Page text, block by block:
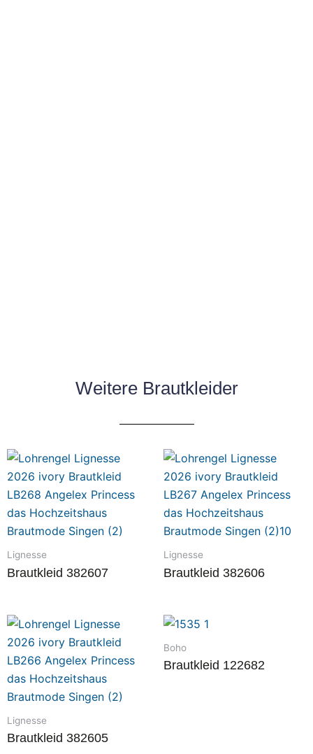
Weitere Brautkleider
Lignesse
Brautkleid 382607
Lignesse
Brautkleid 382606
Lignesse
Brautkleid 382605
Boho
Brautkleid 122682